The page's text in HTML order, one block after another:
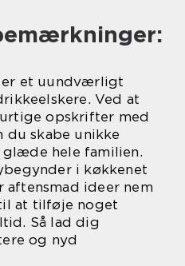
er et uundværligt
Ved at
opskrifter med
du skabe unikke
hele familien.
i køkkenet
aftensmad ideer nem
at tilføje noget
Så lad dig
og nyd